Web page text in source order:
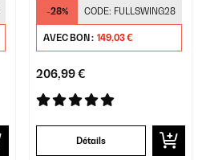
-28% CODE: FULLSWING28
AVEC BON : 149,03 €
206,99 €
Détails